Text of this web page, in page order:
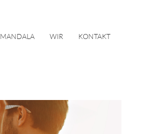
MANDALA WIR KONTAKT